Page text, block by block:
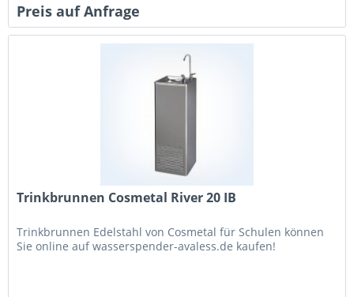
Preis auf Anfrage
Trinkbrunnen Cosmetal River 20 IB
Trinkbrunnen Edelstahl von Cosmetal für Schulen können
Sie online auf wasserspender-avaless.de kaufen!